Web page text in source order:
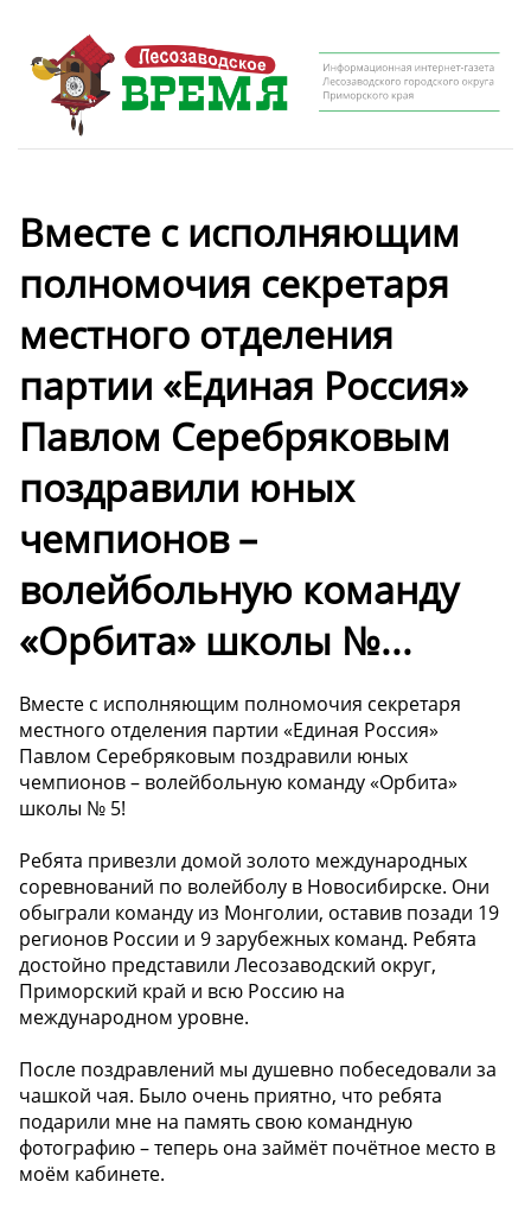
Вместе с исполняющим
полномочия секретаря
местного отделения
партии «Единая Россия»
Павлом Серебряковым
поздравили юных
чемпионов –
волейбольную команду
«Орбита» школы №...
Вместе с исполняющим полномочия секретаря
местного отделения партии «Единая Россия»
Павлом Серебряковым поздравили юных
чемпионов – волейбольную команду «Орбита»
школы № 5!
Ребята привезли домой золото международных
соревнований по волейболу в Новосибирске. Они
обыграли команду из Монголии, оставив позади 19
регионов России и 9 зарубежных команд. Ребята
достойно представили Лесозаводский округ,
Приморский край и всю Россию на
международном уровне.
После поздравлений мы душевно побеседовали за
чашкой чая. Было очень приятно, что ребята
подарили мне на память свою командную
фотографию – теперь она займёт почётное место в
моём кабинете.